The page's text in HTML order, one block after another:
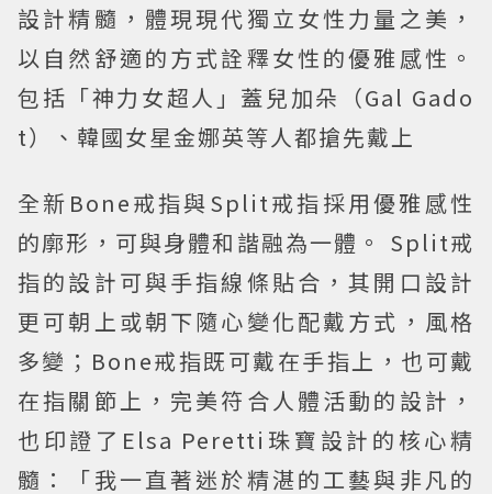
設計精髓，體現現代獨立女性力量之美，
以自然舒適的方式詮釋女性的優雅感性。
包括「神力女超人」蓋兒加朵（Gal Gado
t）、韓國女星金娜英等人都搶先戴上
全新Bone戒指與Split戒指採用優雅感性
的廓形，可與身體和諧融為一體。 Split戒
指的設計可與手指線條貼合，其開口設計
更可朝上或朝下隨心變化配戴方式，風格
多變；Bone戒指既可戴在手指上，也可戴
在指關節上，完美符合人體活動的設計，
也印證了Elsa Peretti珠寶設計的核心精
髓：「我一直著迷於精湛的工藝與非凡的